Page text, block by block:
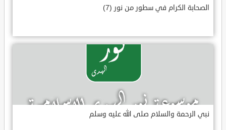
الصحابة الكرام في سطور من نور (7)
نبي الرحمة والسلام صلى الله عليه وسلم